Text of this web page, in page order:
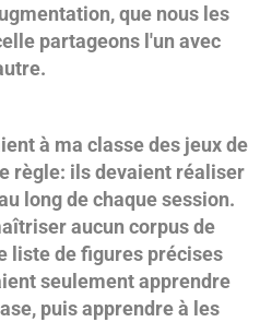
que nous les
partageons l'un avec
à ma classe des jeux de
règle: ils devaient réaliser
long de chaque session.
aucun corpus de
liste de figures précises
seulement apprendre
puis apprendre à les